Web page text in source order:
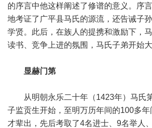
的序言中他这样阐述了修谱的意义。序
地考证了广平县马氏的源流，还告诫子
学贤。此后，在族人的提携和激励下，
读书、竞争上进的氛围，马氏子弟开始
显赫门第
从明朝永乐二十年（1423年）马氏
子监贡生开始，至明万历年间的100多年
才辈出，先后考取了4名进士、9名举人